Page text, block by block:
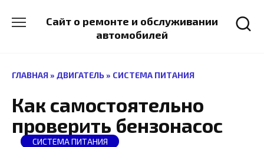
содержанию
Сайт о ремонте и обслуживании
автомобилей
ГЛАВНАЯ » ДВИГАТЕЛЬ » СИСТЕМА ПИТАНИЯ
Как самостоятельно
проверить бензонасос
СИСТЕМА ПИТАНИЯ